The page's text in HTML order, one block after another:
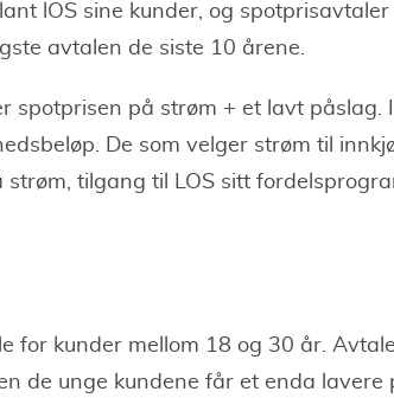
lOS sine kunder, og spotprisavtaler
avtalen de siste 10 årene.
spotprisen på strøm + et lavt påslag.
De som velger strøm til
strøm, tilgang til LOS sitt
for kunder mellom 18 og 30 år.
de unge kundene får et enda lavere